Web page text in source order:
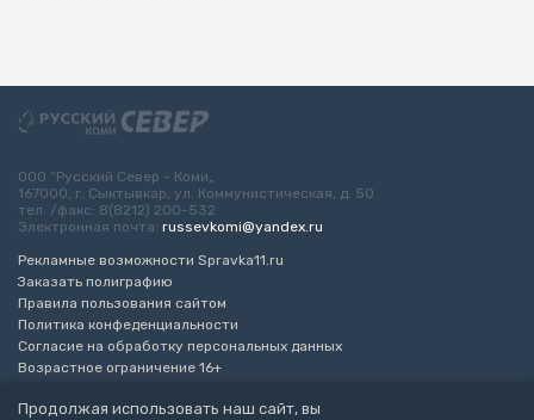
Продолжая использовать наш сайт, вы
ООО “Русский Север - Коми„
167000, г. Сыктывкар, ул. Коммунистическая, д. 50
тел. /факс: 8(8212) 200-532
Электронная почта: russevkomi@yandex.ru
Рекламные возможности Spravka11.ru
Заказать полиграфию
Правила пользования сайтом
Политика конфеденциальности
Согласие на обработку персональных данных
Возрастное ограничение 16+
Разработка сайта“ЭкспертБизнесГрупп”